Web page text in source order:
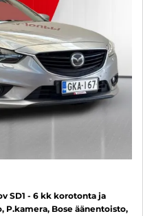
SD1 - 6 kk korotonta ja
P.kamera, Bose äänentoisto,